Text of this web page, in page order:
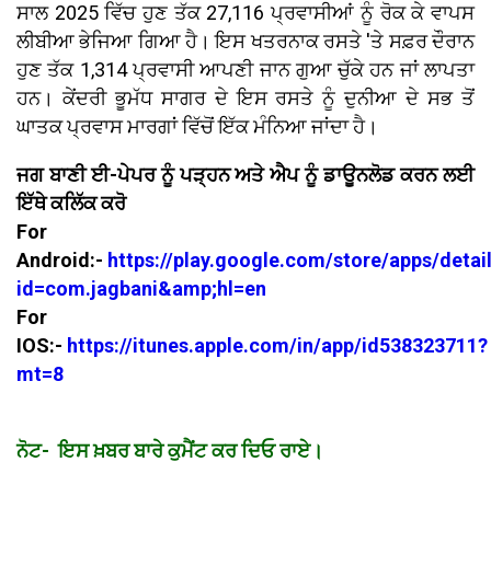
ਸਾਲ 2025 ਵਿੱਚ ਹੁਣ ਤੱਕ 27,116 ਪ੍ਰਵਾਸੀਆਂ ਨੂੰ ਰੋਕ ਕੇ ਵਾਪਸ
ਲੀਬੀਆ ਭੇਜਿਆ ਗਿਆ ਹੈ। ਇਸ ਖਤਰਨਾਕ ਰਸਤੇ 'ਤੇ ਸਫ਼ਰ ਦੌਰਾਨ
ਹੁਣ ਤੱਕ 1,314 ਪ੍ਰਵਾਸੀ ਆਪਣੀ ਜਾਨ ਗੁਆ ਚੁੱਕੇ ਹਨ ਜਾਂ ਲਾਪਤਾ
ਹਨ। ਕੇਂਦਰੀ ਭੂਮੱਧ ਸਾਗਰ ਦੇ ਇਸ ਰਸਤੇ ਨੂੰ ਦੁਨੀਆ ਦੇ ਸਭ ਤੋਂ
ਘਾਤਕ ਪ੍ਰਵਾਸ ਮਾਰਗਾਂ ਵਿੱਚੋਂ ਇੱਕ ਮੰਨਿਆ ਜਾਂਦਾ ਹੈ।
ਜਗ ਬਾਣੀ ਈ-ਪੇਪਰ ਨੂੰ ਪੜ੍ਹਨ ਅਤੇ ਐਪ ਨੂੰ ਡਾਊਨਲੋਡ ਕਰਨ ਲਈ
ਇੱਥੇ ਕਲਿੱਕ ਕਰੋ
For
Android:- https://play.google.com/store/apps/
id=com.jagbani&amp;hl=en
For
IOS:- https://itunes.apple.com/in/app/id538323711?
mt=8
ਨੋਟ- ਇਸ ਖ਼ਬਰ ਬਾਰੇ ਕੁਮੈਂਟ ਕਰ ਦਿਓ ਰਾਏ।